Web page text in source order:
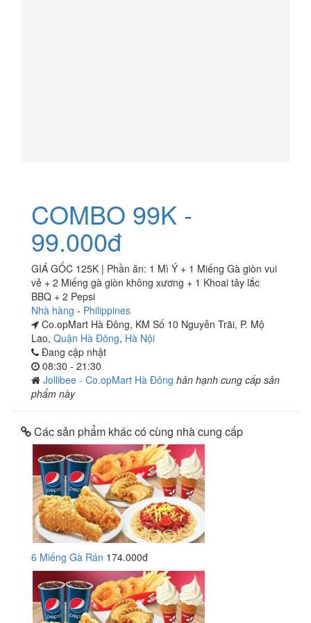
COMBO 99K -
99.000đ
GIÁ GỐC 125K | Phần ăn: 1 Mì Ý + 1 Miếng Gà giòn vui
vẻ + 2 Miếng gà giòn không xương + 1 Khoai tây lắc
BBQ + 2 Pepsi
Nhà hàng - Philippines
Co.opMart Hà Đông, KM Số 10 Nguyễn Trãi, P. Mộ
Lao, Quận Hà Đông, Hà Nội
Đang cập nhật
08:30 - 21:30
Jollibee - Co.opMart Hà Đông hân hạnh cung cấp sản
phẩm này
Các sản phẩm khác có cùng nhà cung cấp
6 Miếng Gà Rán 174.000đ